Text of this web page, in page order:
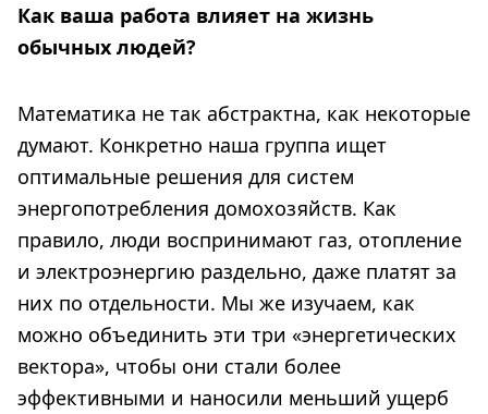
Как ваша работа влияет на жизнь
обычных людей?
Математика не так абстрактна, как некоторые
думают. Конкретно наша группа ищет
оптимальные решения для систем
энергопотребления домохозяйств. Как
правило, люди воспринимают газ, отопление
и электроэнергию раздельно, даже платят за
них по отдельности. Мы же изучаем, как
можно объединить эти три «энергетических
вектора», чтобы они стали более
эффективными и наносили меньший ущерб